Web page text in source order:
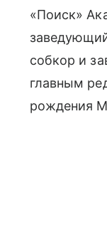
«Поиск»
собкор и
главным
рождения